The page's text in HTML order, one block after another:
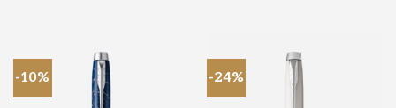
-10% -24%